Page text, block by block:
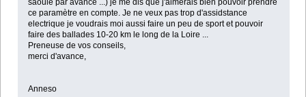
ce paramètre en compte. Je ne veux pas trop d'assidstance
electrique je voudrais moi aussi faire un peu de sport et pouvoir
faire des ballades 10-20 km le long de la Loire ...
Preneuse de vos conseils,
merci d'avance,
Anneso